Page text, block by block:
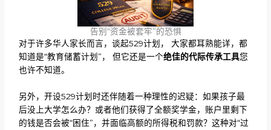
告别“资金被套牢”的恐惧
对于许多华人家长而言，谈起529计划， 大家都耳熟能详，都
知道是“教育储蓄计划”， 但它还是一个绝佳的代际传承工具您
也许不知道。
另外，开设529计划时还伴随着一种理性的迟疑：如果孩子最
后没上大学怎么办？或者他们获得了全额奖学金，账户里剩下
的钱是否会被“困住”，并面临高额的所得税和罚款？这种对“过